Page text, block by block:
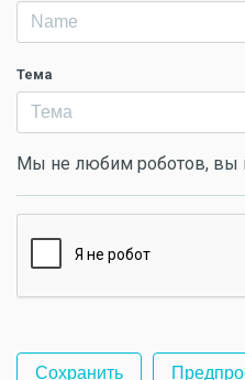
Тема
Мы не любим роботов, вы